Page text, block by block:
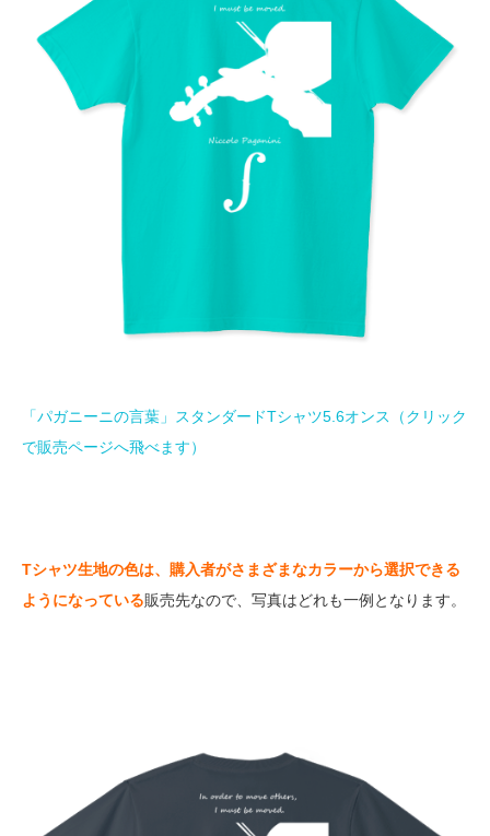
「パガニーニの言葉」スタンダードTシャツ5.6オンス（クリック
で販売ページへ飛べます）
Tシャツ生地の色は、購入者がさまざまなカラーから選択できる
ようになっている販売先なので、写真はどれも一例となります。